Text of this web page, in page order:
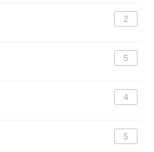
2
5
4
5